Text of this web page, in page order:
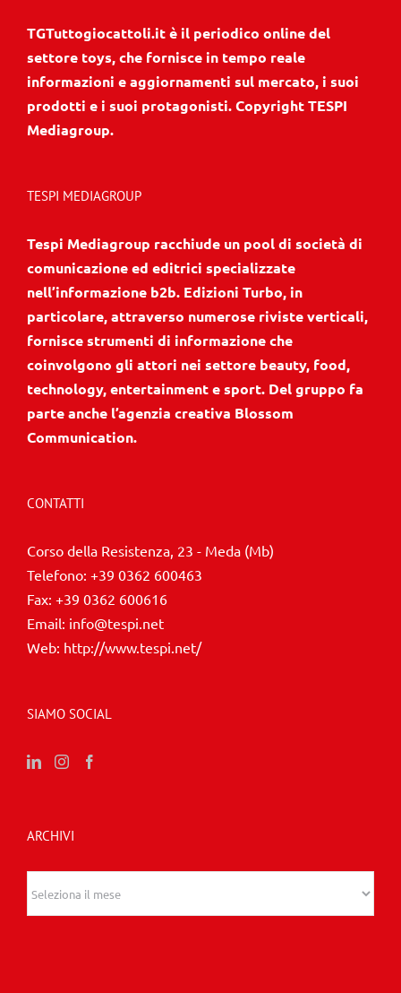
TGTuttogiocattoli.it è il periodico online del
settore toys, che fornisce in tempo reale
informazioni e aggiornamenti sul mercato, i suoi
prodotti e i suoi protagonisti. Copyright TESPI
Mediagroup.
TESPI MEDIAGROUP
Tespi Mediagroup racchiude un pool di società di
comunicazione ed editrici specializzate
nell’informazione b2b. Edizioni Turbo, in
particolare, attraverso numerose riviste verticali,
fornisce strumenti di informazione che
coinvolgono gli attori nei settore beauty, food,
technology, entertainment e sport. Del gruppo fa
parte anche l’agenzia creativa Blossom
Communication.
CONTATTI
Corso della Resistenza, 23 - Meda (Mb)
Telefono: +39 0362 600463
Fax: +39 0362 600616
Email: info@tespi.net
Web: http://www.tespi.net/
SIAMO SOCIAL
ARCHIVI